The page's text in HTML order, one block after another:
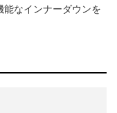
なインナーダウンを